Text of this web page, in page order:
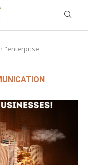
"enterprise